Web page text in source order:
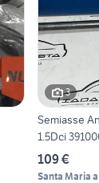
3
Semiasse
1.5Dci
109 €
Santa Maria